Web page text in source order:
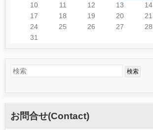
10
11 12 13 14
17
18 19 20 21
24
25 26 27 28
31
検
索
フ
ォ
検
お問合せ(Contact)